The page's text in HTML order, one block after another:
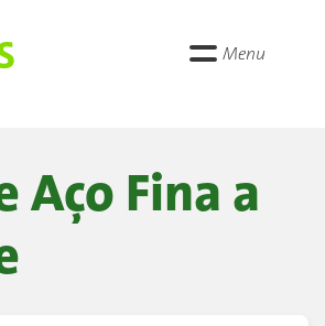
Menu
Aço Fina a